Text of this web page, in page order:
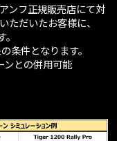
ンフ正規販売店にて対
ただいたお客様に、
条件となります。
との併用可能